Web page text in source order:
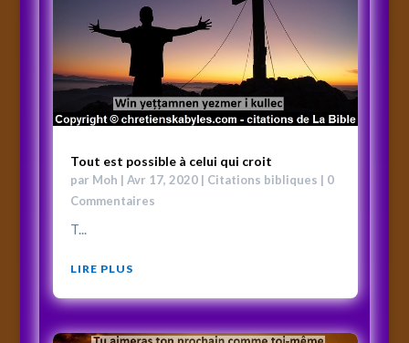
Tout est possible à celui qui croit
par Moh | Avr 17, 2020| Citations bibliques | 0
Commentaires
T...
LIRE PLUS